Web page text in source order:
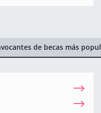
de becas más